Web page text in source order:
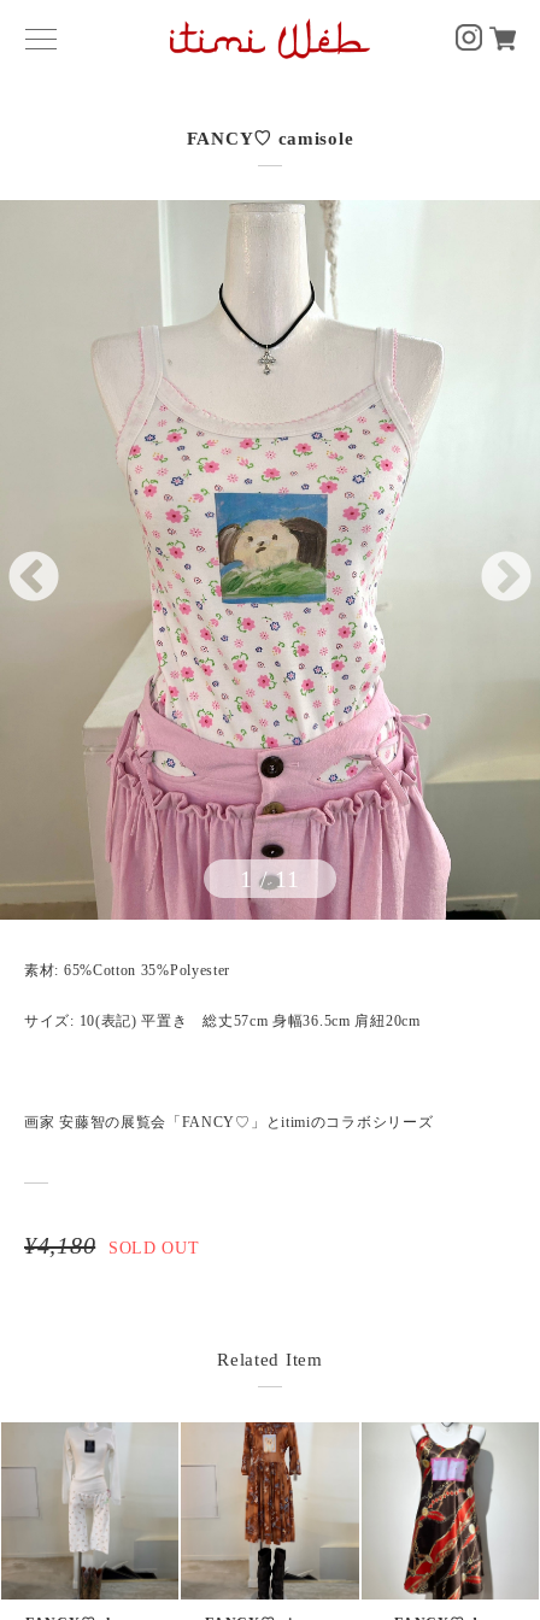
FANCY♡ camisole
1 /11
素材: 65%Cotton 35%Polyester
サイズ: 10(表記) 平置き 総丈57cm 身幅36.5cm 肩紐20cm
画家 安藤智の展覧会「FANCY♡」とitimiのコラボシリーズ
¥4,180 SOLD OUT
Related Item